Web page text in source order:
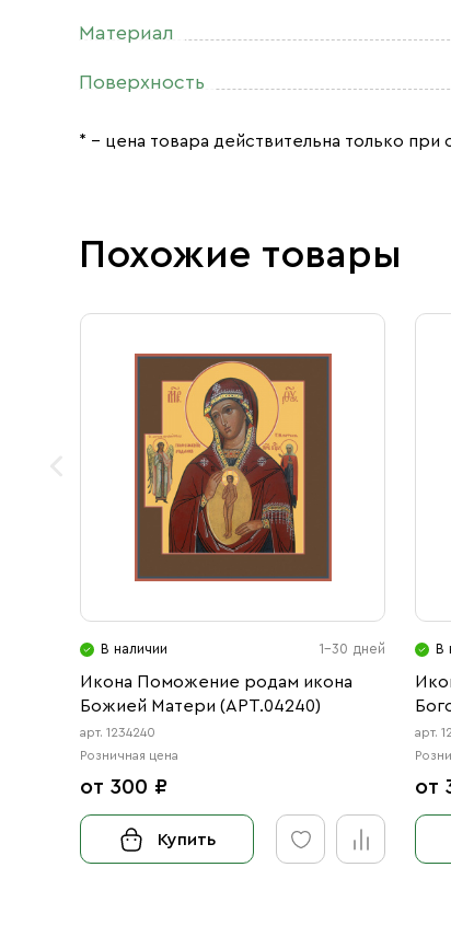
Материал
Поверхность
* – цена товара действительна только
Похожие товары
В наличии 1-30 дней
Икона Поможение родам икона
Божией Матери (АРТ.04240)
арт. 1234240
Розничная цена
от 300 ₽
Купить
В
арт.
от